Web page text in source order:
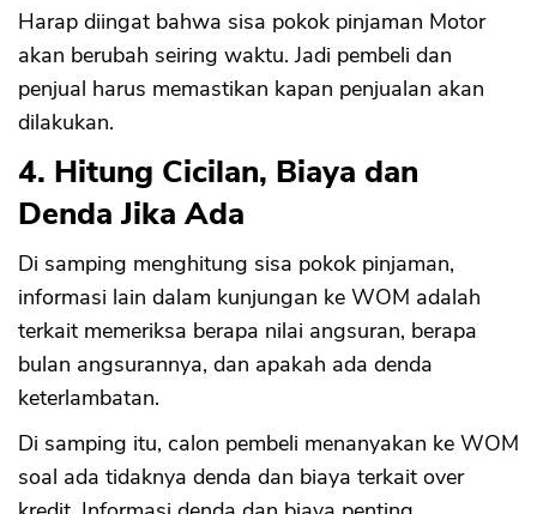
Harap diingat bahwa sisa pokok pinjaman Motor
akan berubah seiring waktu. Jadi pembeli dan
penjual harus memastikan kapan penjualan akan
dilakukan.
4. Hitung Cicilan, Biaya dan
Denda Jika Ada
Di samping menghitung sisa pokok pinjaman,
informasi lain dalam kunjungan ke WOM adalah
terkait memeriksa berapa nilai angsuran, berapa
bulan angsurannya, dan apakah ada denda
keterlambatan.
Di samping itu, calon pembeli menanyakan ke WOM
soal ada tidaknya denda dan biaya terkait over